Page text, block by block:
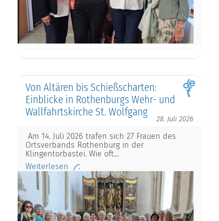
Von Altären bis Schießscharten:
Einblicke in Rothenburgs Wehr- und
Wallfahrtskirche St. Wolfgang
28. Juli 2026
Am 14. Juli 2026 trafen sich 27 Frauen des
Ortsverbands Rothenburg in der
Klingentorbastei. Wie oft…
Weiterlesen